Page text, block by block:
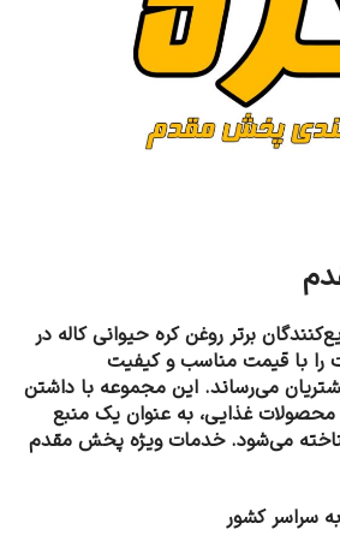
برتر روغن کره حیوانی کاله در
با قیمت مناسب و کیفیت
می‌رساند. این مجموعه با داشتن
غذایی، به عنوان یک منبع
می‌شود. خدمات ویژه پخش مقدم
سراسر کشور